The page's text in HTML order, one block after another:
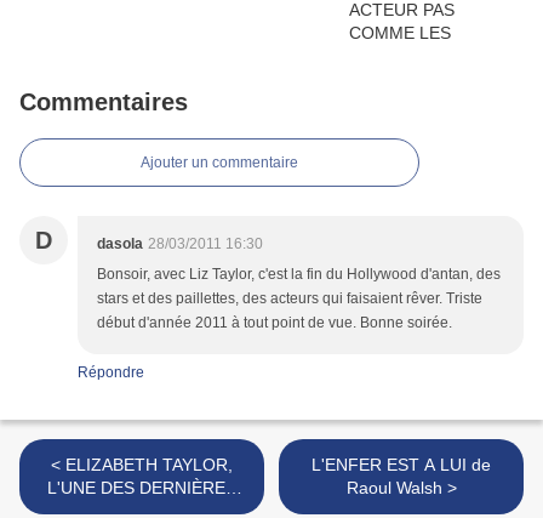
Commentaires
Ajouter un commentaire
D dasola 28/03/2011 16:30
Bonsoir, avec Liz Taylor, c'est la fin du Hollywood d'antan, des
stars et des paillettes, des acteurs qui faisaient rêver. Triste
début d'année 2011 à tout point de vue. Bonne soirée.
Répondre
< ELIZABETH TAYLOR,
L'UNE DES DERNIÈRES
LÉGENDES
L'ENFER EST A LUI de
Raoul Walsh >